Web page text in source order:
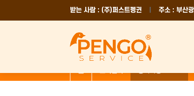
받는 사람 : (주)퍼스트펭귄 주소 : 부산